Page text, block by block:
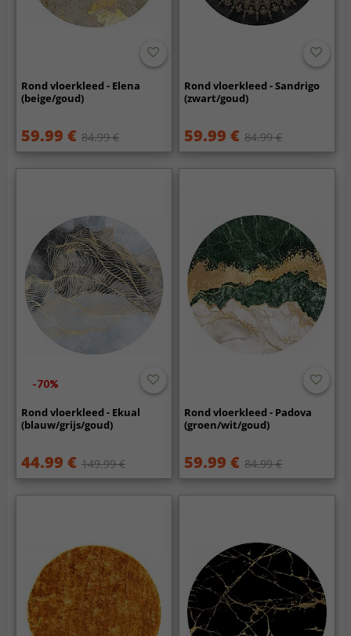
Rond vloerkleed - Elena
(beige/goud)
59.99 € 84.99 €
Rond vloerkleed - Sandrigo
(zwart/goud)
59.99 € 84.99 €
-70%
Rond vloerkleed - Ekual
(blauw/grijs/goud)
44.99 € 149.99 €
Rond vloerkleed - Padova
(groen/wit/goud)
59.99 € 84.99 €